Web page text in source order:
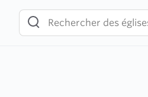
content